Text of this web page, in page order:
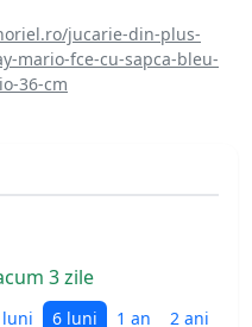
jucarie-din-plus-
mario-fce-cu-sapca-bleu-
36-cm
3 zile
6 luni 1 an 2 ani